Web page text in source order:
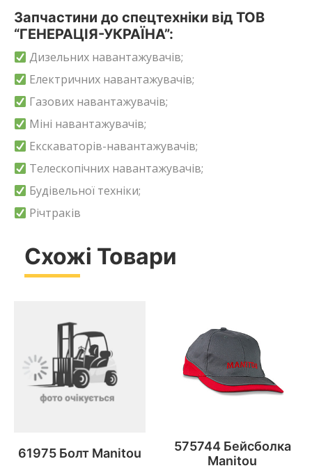
Запчастини до спецтехніки від ТОВ
“ГЕНЕРАЦІЯ-УКРАЇНА”:
Дизельних навантажувачів;
Електричних навантажувачів;
Газових навантажувачів;
Міні навантажувачів;
Екскаваторів-навантажувачів;
Телескопічних навантажувачів;
Будівельної техніки;
Річтраків
Схожі Товари
61975 Болт Manitou
575744 Бейсболка
Manitou